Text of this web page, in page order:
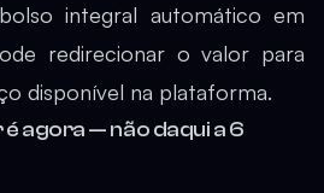
integral automático em
redirecionar o valor para
disponível na plataforma.
agora — não daqui a 6